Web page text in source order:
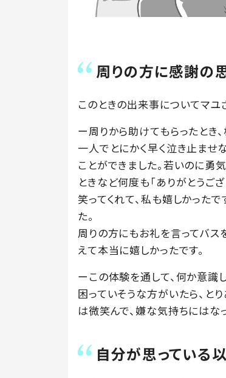
周りの方に感謝の
このときの出来事についてマユ
ー周りから助けてもらったとき
一人でとにかく早く泣き止ませ
ことができました。若いのに勇
ときなど何度も「ありがとうご
笑ってくれて、私も嬉しかった
た。
周りの方にもお礼を言ってバス
えて本当に嬉しかったです。
ーこの体験を通して、何か意識
困っていそうな方がいたら、と
は微笑んで、嫌な気持ちにはな
自分が思っている